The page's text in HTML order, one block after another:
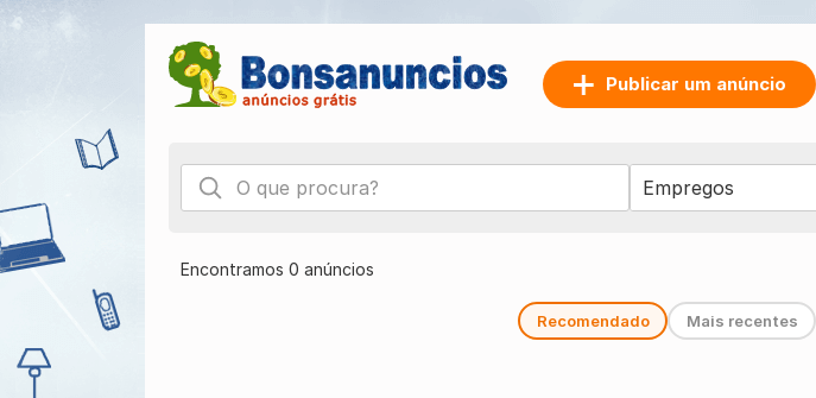
Publicar um anúncio
Encontramos 0 anúncios
Recomendado Mais recentes